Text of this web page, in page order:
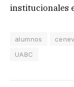
institucionales
alumnos
UABC